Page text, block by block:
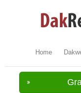
Home